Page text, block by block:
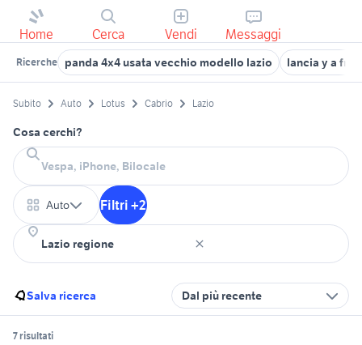
Home Cerca Vendi Messaggi
Ricerche panda 4x4 usata vecchio modello lazio lancia y a
Subito Auto Lotus Cabrio Lazio
Cosa cerchi?
Auto Filtri +2
Salva ricerca Dal più recente
7 risultati